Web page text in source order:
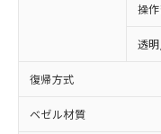
操
透
復帰方式
ベゼル材質